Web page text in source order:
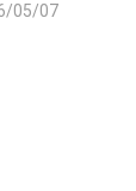
05/07